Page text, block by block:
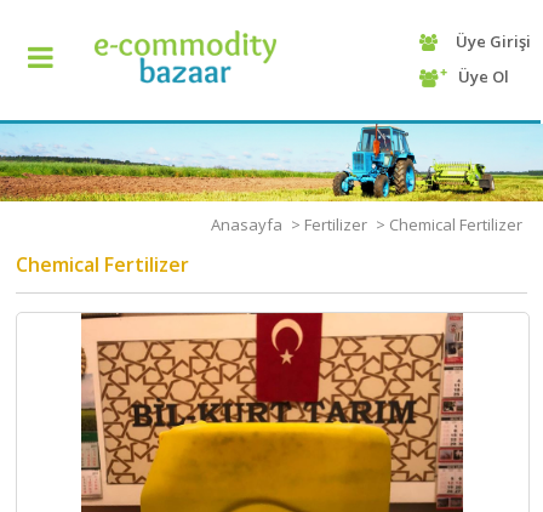
+90
425
13
70
ANASAYFA
KATEGORİ
Üye Girişi
Üye Ol
Anasayfa > Fertilizer > Chemical Fertilizer
Chemical Fertilizer